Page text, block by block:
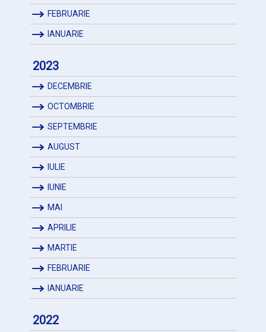
FEBRUARIE
IANUARIE
2023
DECEMBRIE
OCTOMBRIE
SEPTEMBRIE
AUGUST
IULIE
IUNIE
MAI
APRILIE
MARTIE
FEBRUARIE
IANUARIE
2022